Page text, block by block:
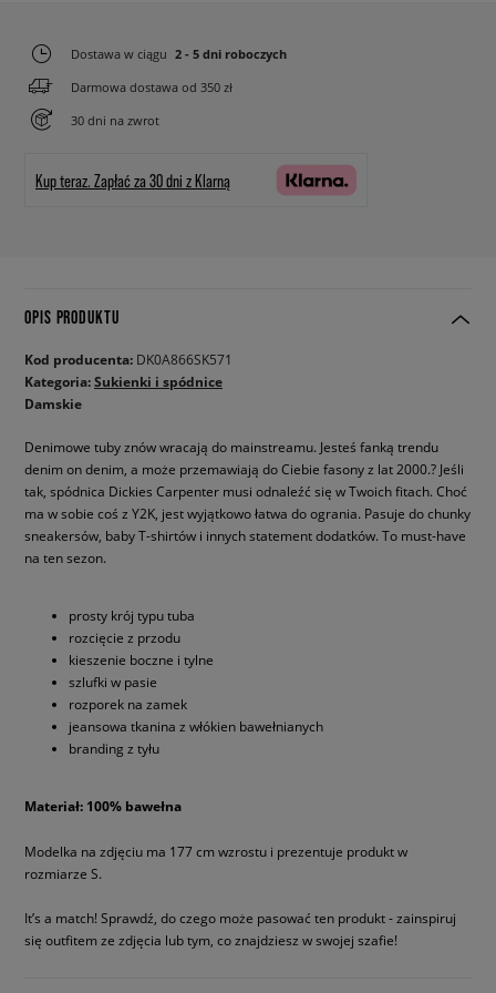
Dostawa w ciągu 2 - 5 dni roboczych
Darmowa dostawa od 350 zł
30 dni na zwrot
Kup teraz. Zapłać za 30 dni z Klarną
OPIS PRODUKTU
Kod producenta: DK0A866SK571
Kategoria:Sukienki i spódnice
Damskie
Denimowe tuby znów wracają do mainstreamu. Jesteś fanką trendu
denim on denim, a może przemawiają do Ciebie fasony z lat 2000.? Jeśli
tak, spódnica Dickies Carpenter musi odnaleźć się w Twoich fitach. Choć
ma w sobie coś z Y2K, jest wyjątkowo łatwa do ogrania. Pasuje do chunky
sneakersów, baby T-shirtów i innych statement dodatków. To must-have
na ten sezon.
prosty krój typu tuba
rozcięcie z przodu
kieszenie boczne i tylne
szlufki w pasie
rozporek na zamek
jeansowa tkanina z włókien bawełnianych
branding z tyłu
Materiał: 100% bawełna
Modelka na zdjęciu ma 177 cm wzrostu i prezentuje produkt w
rozmiarze S.
It’s a match! Sprawdź, do czego może pasować ten produkt - zainspiruj
się outfitem ze zdjęcia lub tym, co znajdziesz w swojej szafie!